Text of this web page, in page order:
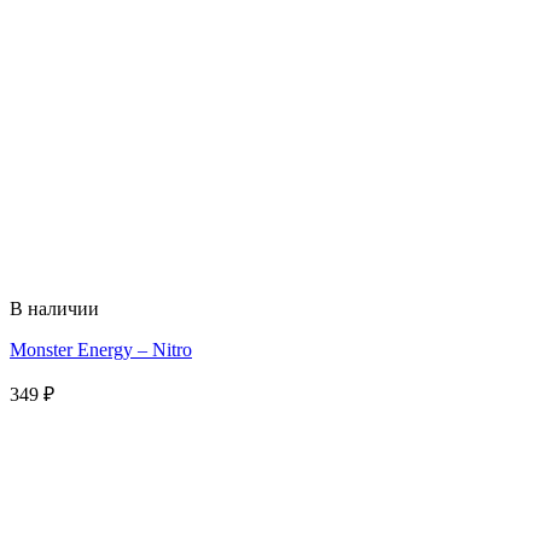
В наличии
Monster Energy – Nitro
349 ₽